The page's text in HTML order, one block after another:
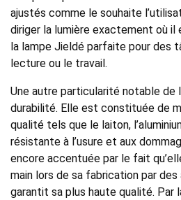
ajustés comme le souhaite
diriger la lumière exactement où il
la lampe Jieldé parfaite pour des
lecture ou le travail.
Une autre particularité notable de
durabilité. Elle est constituée de
qualité tels que le laiton,
résistante à l’usure et aux
encore accentuée par le fait
main lors de sa fabrication par
garantit sa plus haute qualité. Par